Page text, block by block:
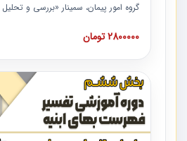
گروه امور پیمان، سمینار «بررسی و
است که در دانشگاه صنعتی شریف
نکات کلیدی مربوط به اسناد و مدارک
پیمان به همراه تجربیات عملی در
2800000 تومان